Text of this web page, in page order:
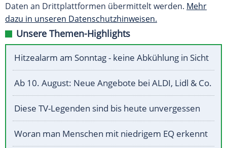
Daten an Drittplattformen übermittelt werden. Mehr
dazu in unseren Datenschutzhinweisen.
Unsere Themen-Highlights
Hitzealarm am Sonntag - keine Abkühlung in Sicht
Ab 10. August: Neue Angebote bei ALDI, Lidl & Co.
Diese TV-Legenden sind bis heute unvergessen
Woran man Menschen mit niedrigem EQ erkennt